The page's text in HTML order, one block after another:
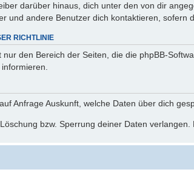
darüber hinaus, dich unter den von dir
und andere Benutzer dich kontaktieren, sofern
RICHTLINIE
nur den Bereich der Seiten, die die phpBB-
Anfrage Auskunft, welche Daten über dich
bzw. Sperrung deiner Daten